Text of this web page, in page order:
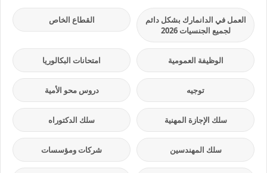
العمل في الدانمارك بشكل دائم
لجميع الجنسيات 2026
القطاع الخاص
الوظيفة العمومية امتحانات البكالوريا
توجيه دروس محو الأمية
سلك الإجازة المهنية سلك الدكتوراه
سلك المهندسين شركات ومؤسسات